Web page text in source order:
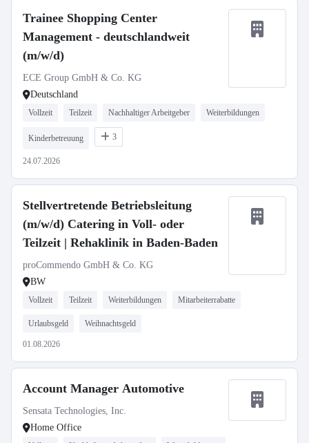
Trainee Shopping Center
Management - deutschlandweit
(m/w/d)
ECE Group GmbH & Co. KG
Deutschland
Vollzeit Teilzeit Nachhaltiger Arbeitgeber Weiterbildungen
Kinderbetreuung 3
24.07.2026
Stellvertretende Betriebsleitung
(m/w/d) Catering in Voll- oder
Teilzeit | Rehaklinik in Baden-Baden
proCommendo GmbH & Co. KG
BW
Vollzeit Teilzeit Weiterbildungen Mitarbeiterrabatte
Urlaubsgeld Weihnachtsgeld
01.08.2026
Account Manager Automotive
Sensata Technologies, Inc.
Home Office